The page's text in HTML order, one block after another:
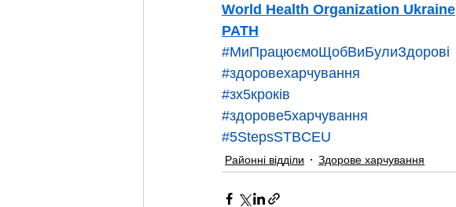
World Health Organization Ukraine
PATH
#МиПрацюємоЩобВиБулиЗдорові
#здоровехарчування
#зх5кроків
#здорове5харчування
#5StepsSTBCEU
Районні відділи Здорове харчування